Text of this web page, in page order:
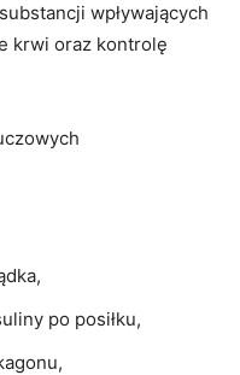
wpływających
krwi oraz kontrolę
po posiłku,